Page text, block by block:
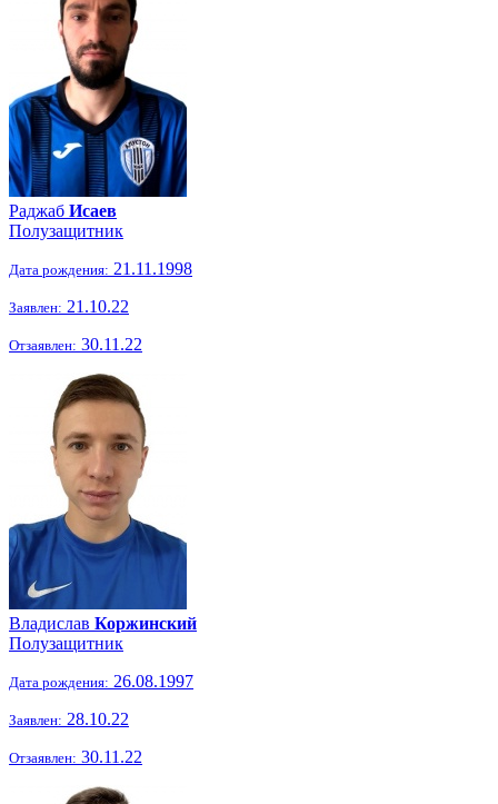
Раджаб Исаев
Полузащитник
Дата рождения: 21.11.1998
Заявлен: 21.10.22
Отзаявлен: 30.11.22
Владислав Коржинский
Полузащитник
Дата рождения: 26.08.1997
Заявлен: 28.10.22
Отзаявлен: 30.11.22